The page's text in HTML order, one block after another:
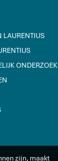
LAURENTIUS
ONDERZOEK
zijn, maakt